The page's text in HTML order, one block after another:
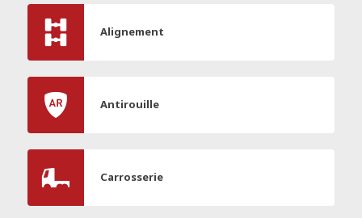
Alignement
Antirouille
Carrosserie